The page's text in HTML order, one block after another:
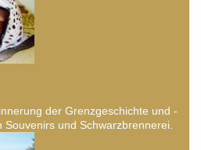
der Grenzgeschichte und -
und Schwarzbrennerei.